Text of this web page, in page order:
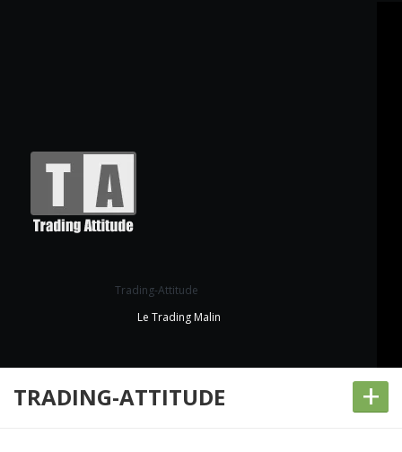
Trading-Attitude
Le Trading Malin
TRADING-ATTITUDE +